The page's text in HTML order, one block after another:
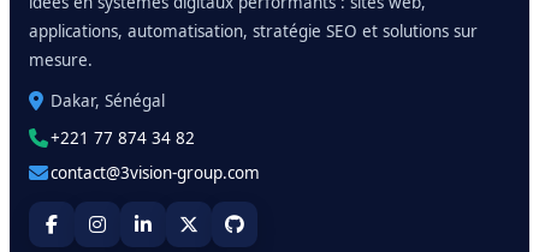
applications, automatisation, stratégie SEO et solutions sur
mesure.
Dakar, Sénégal
+221 77 874 34 82
contact@3vision-group.com